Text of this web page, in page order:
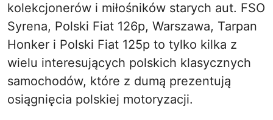
kolekcjonerów i miłośników starych aut. FSO
Syrena, Polski Fiat 126p, Warszawa, Tarpan
Honker i Polski Fiat 125p to tylko kilka z
wielu interesujących polskich klasycznych
samochodów, które z dumą prezentują
osiągnięcia polskiej motoryzacji.